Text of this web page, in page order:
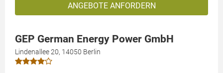
ANGEBOTE ANFORDERN
GEP German Energy Power GmbH
Lindenallee 20, 14050 Berlin